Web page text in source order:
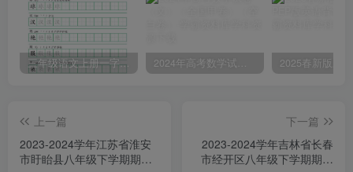
三年级语文上册一字三描红写字表字帖 2024年高考数学试卷（文）（全国甲卷）（空白卷）
上一篇
2023-2024学年江苏省淮安
市盱眙县八年级下学期期末
下一篇
2023-2024学年吉林省长春
市经开区八年级下学期期末